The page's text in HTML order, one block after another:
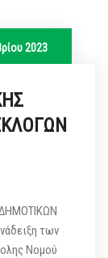
2023
των
Νομού